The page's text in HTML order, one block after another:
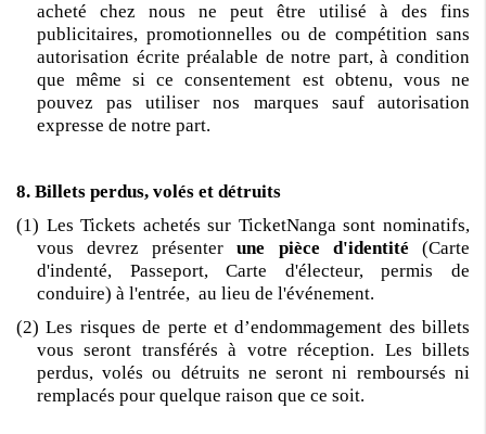
acheté chez nous ne peut être utilisé à des fins
publicitaires, promotionnelles ou de compétition sans
autorisation écrite préalable de notre part, à condition
que même si ce consentement est obtenu, vous ne
pouvez pas utiliser nos marques sauf autorisation
expresse de notre part.
8. Billets perdus, volés et détruits
(1) Les Tickets achetés sur TicketNanga sont nominatifs,
vous devrez présenterune pièce d'identité(Carte
d'indenté, Passeport, Carte d'électeur, permis de
conduire) à l'entrée, au lieu de l'événement.
(2) Les risques de perte et d’endommagement des billets
vous seront transférés à votre réception. Les billets
perdus, volés ou détruits ne seront ni remboursés ni
remplacés pour quelque raison que ce soit.